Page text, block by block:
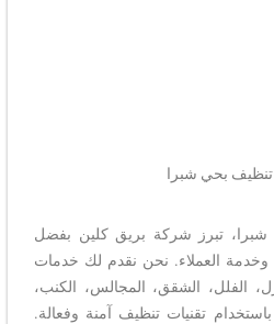
بحي شبرا
تبرز شركة بريق كلين بفضل
وخدمة العملاء. نحن نقدم لك خدمات
الفلل، الشقق، المجالس، الكنب،
تقنيات تنظيف آمنة وفعالة.